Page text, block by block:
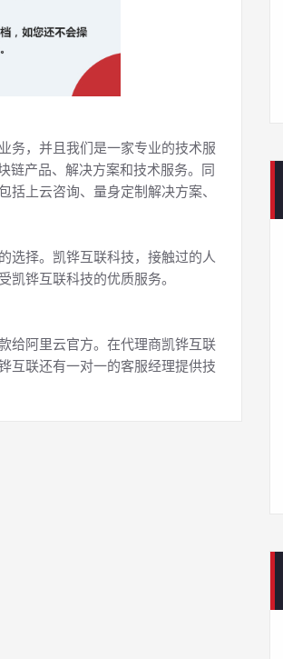
务，并且我们是一家专业的技术服
链产品、解决方案和技术服务。同
上云咨询、量身定制解决方案、
选择。凯铧互联科技，接触过的人
铧互联科技的优质服务。
给阿里云官方。在代理商凯铧互联
互联还有一对一的客服经理提供技